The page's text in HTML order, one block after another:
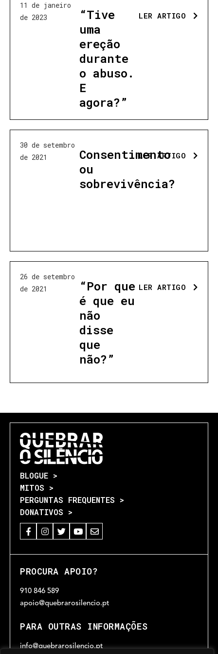
11 de janeiro
de 2023
“Tive
uma
ereção
durante
o abuso.
E
agora?”
LER ARTIGO
30 de setembro
de 2021
Consentimento
ou
sobrevivência?
LER ARTIGO
26 de setembro
de 2021
“Por que
é que eu
não
disse
que
não?”
LER ARTIGO
BLOGUE >
MITOS >
PERGUNTAS FREQUENTES >
DONATIVOS >
PROCURA APOIO?
910 846 589
apoio@quebrarosilencio.pt
PARA OUTRAS INFORMAÇÕES
info@quebrarosilencio.pt